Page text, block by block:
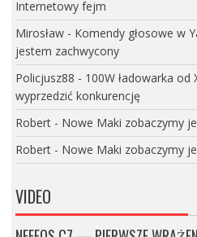
Internetowy fejm
Mirosław- Komendy głosowe w
jestem zachwycony
Policjusz88 - 100W ładowarka od
wyprzedzić konkurencję
Robert- Nowe Maki zobaczymy
Robert- Nowe Maki zobaczymy
VIDEO